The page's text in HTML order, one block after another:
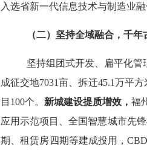
入选省新一代信息技术与制造业
（二） 坚持全域融合，千年
坚持组团式开发、扁平化
成征交地7031亩、拆迁45.1万平方
目 100个。 新城建设提质增效 ， 福
应用示范项目
、全国智慧城市先
期
、租赁房四期等建成投用，